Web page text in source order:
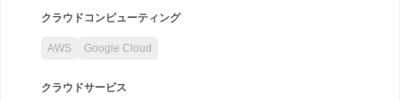
クラウドコンピューティング
AWS Google Cloud
クラウドサービス